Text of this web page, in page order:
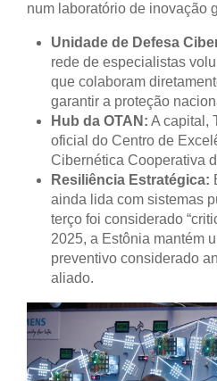
num laboratório de inovação
Unidade de Defesa
rede de especialistas
que colaboram
garantir a proteção
Hub da OTAN: A capital,
oficial do Centro de
Cibernética Cooperativa
Resiliência Estratégica:
ainda lida com sistemas
terço foi considerado
2025, a Estônia mantém
preventivo considerado
aliado.